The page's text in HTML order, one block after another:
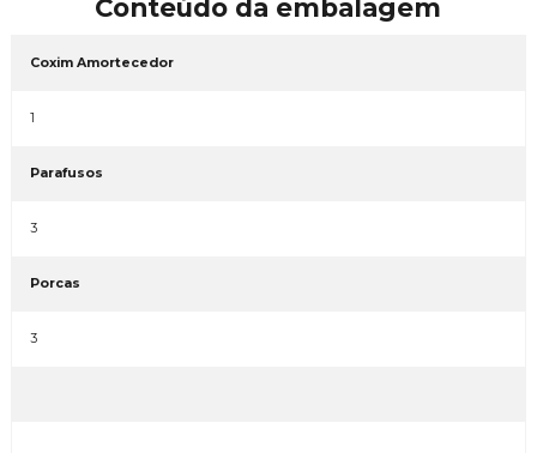
Conteúdo da embalagem
Coxim Amortecedor
1
Parafusos
3
Porcas
3